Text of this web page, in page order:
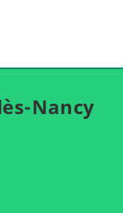
Nancy